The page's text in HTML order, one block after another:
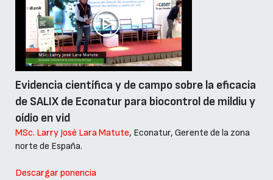
Evidencia científica y de campo sobre la eficacia
de SALIX de Econatur para biocontrol de mildiu y
oídio en vid
MSc. Larry José Lara Matute, Econatur, Gerente de la zona
norte de España.
Descargar ponencia